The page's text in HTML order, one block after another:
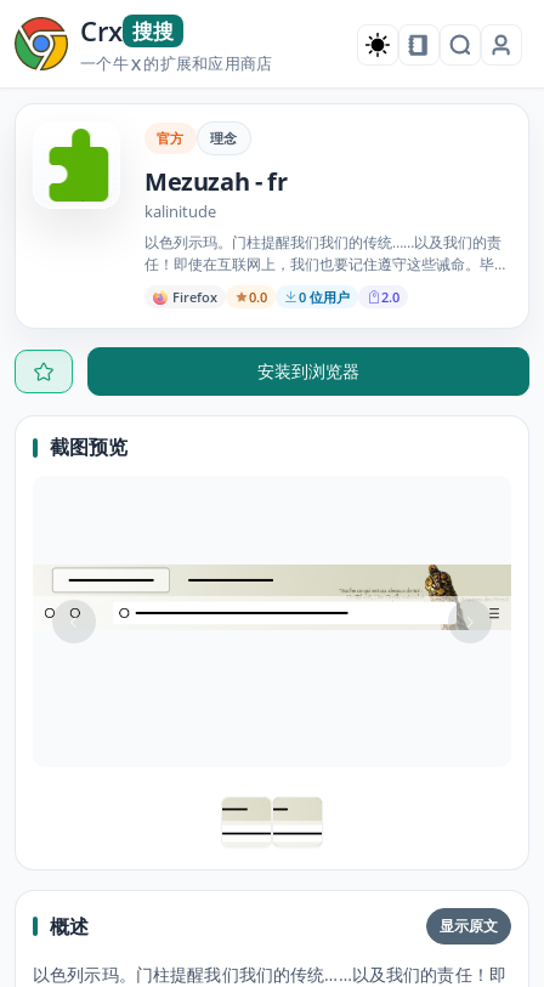
Crx 搜搜
一个牛X的扩展和应用商店
官方 理念
Mezuzah - fr
kalinitude
以色列示玛。门柱提醒我们我们的传统……以及我们的责
任！即使在互联网上，我们也要记住遵守这些诫命。毕
竟，“知道谁在你之上：一只眼睛看，一只耳朵听，你的
所有行为都记录在一本书里！” （教父的格言）
Firefox 0.0 0 位用户 2.0
安装到浏览器
截图预览
概述 显示原文
以色列示玛。门柱提醒我们我们的传统……以及我们的责任！即